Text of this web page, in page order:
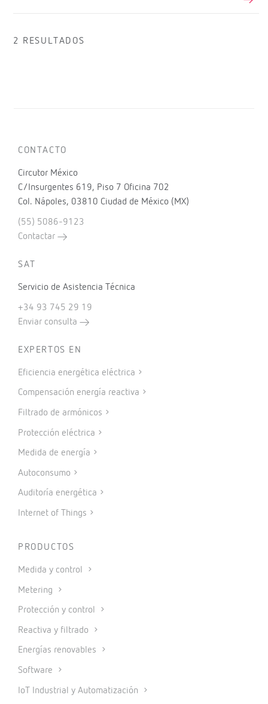
2 RESULTADOS
CONTACTO
Circutor México
C/Insurgentes 619, Piso 7 Oficina 702
Col. Nápoles, 03810 Ciudad de México (MX)
(55) 5086-9123
Contactar
SAT
Servicio de Asistencia Técnica
+34 93 745 29 19
Enviar consulta
EXPERTOS EN
Eficiencia energética eléctrica
Compensación energía reactiva
Filtrado de armónicos
Protección eléctrica
Medida de energía
Autoconsumo
Auditoría energética
Internet of Things
PRODUCTOS
Medida y control
Metering
Protección y control
Reactiva y filtrado
Energías renovables
Software
IoT Industrial y Automatización